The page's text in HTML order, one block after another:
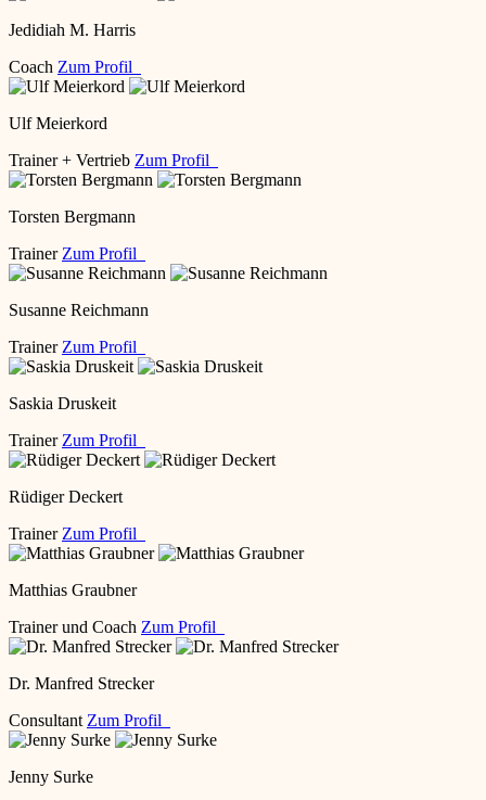
Jedidiah M. Harris
Coach Zum Profil
Ulf Meierkord
Trainer + Vertrieb Zum Profil
Torsten Bergmann
Trainer Zum Profil
Susanne Reichmann
Trainer Zum Profil
Saskia Druskeit
Trainer Zum Profil
Rüdiger Deckert
Trainer Zum Profil
Matthias Graubner
Trainer und Coach Zum Profil
Dr. Manfred Strecker
Consultant Zum Profil
Jenny Surke